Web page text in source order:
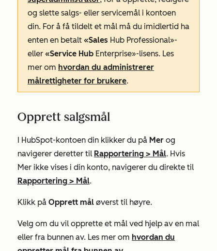
og slette salgs- eller servicemål i kontoen
din. For å få tildelt et mål må du imidlertid ha
enten en betalt «Sales Hub Professional»-
eller «Service Hub Enterprise»-lisens. Les
mer om hvordan du administrerer
målrettigheter for brukere.
Opprett salgsmål
I HubSpot-kontoen din klikker du på Mer og
navigerer deretter til Rapportering > Mål. Hvis
Mer ikke vises i din konto, navigerer du direkte til
Rapportering > Mål.
Klikk på Opprett mål øverst til høyre.
Velg om du vil opprette et mål ved hjelp av en mal
eller fra bunnen av. Les mer om hvordan du